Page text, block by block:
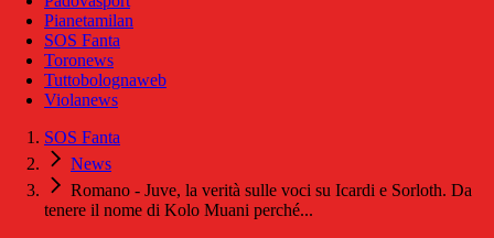
Pianetamilan
SOS Fanta
Toronews
Tuttobolognaweb
Violanews
SOS Fanta
News
Romano - Juve, la verità sulle voci su Icardi e Sorloth. Da
tenere il nome di Kolo Muani perché...